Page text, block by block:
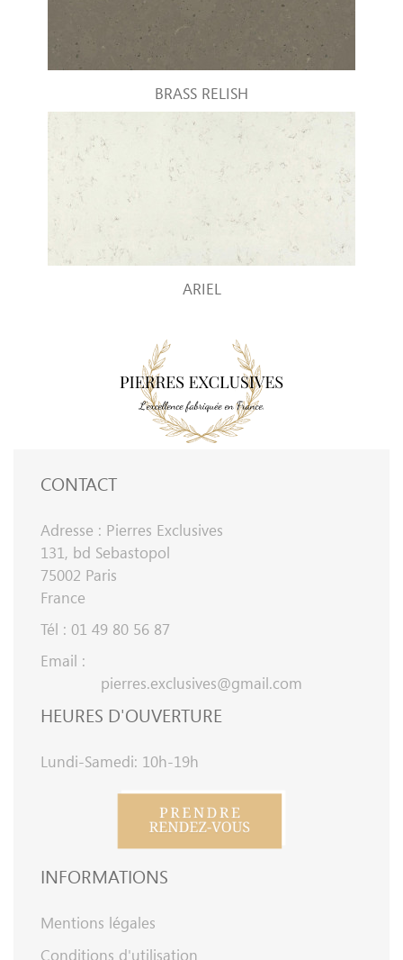
BRASS RELISH
ARIEL
CONTACT
Adresse : Pierres Exclusives
131, bd Sebastopol
75002 Paris
France
Tél : 01 49 80 56 87
Email :
pierres.exclusives@gmail.com
HEURES D'OUVERTURE
Lundi-Samedi: 10h-19h
INFORMATIONS
Mentions légales
Conditions d'utilisation